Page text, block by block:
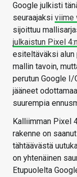
Google julkisti
seuraajaksi viime
sijoittuu
julkaistun Pixel
esiteltäväksi alun
mallin tavoin,
perutun Google I/
jääneet
suurempia
Kalliimman Pixel
rakenne on
tähtäävästä
on yhtenäinen
Etupuolelta